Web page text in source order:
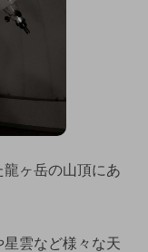
ヶ岳の山頂にあ
雲など様々な天